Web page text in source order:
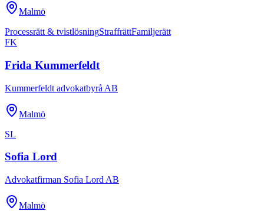
Malmö
Processrätt & tvistlösningStraffrättFamiljerätt
FK
Frida Kummerfeldt
Kummerfeldt advokatbyrå AB
Malmö
SL
Sofia Lord
Advokatfirman Sofia Lord AB
Malmö